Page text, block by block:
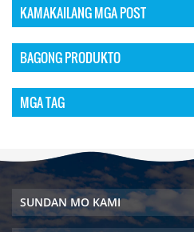
KAMAKAILANG MGA POST
BAGONG PRODUKTO
MGA TAG
SUNDAN MO KAMI